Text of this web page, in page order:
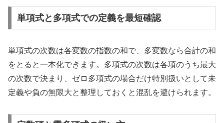
単項式と多項式での定義を最短確認
単項式の次数は各変数の指数の和で、多変数なら合計の和
をとると一本化できます。多項式の次数は各項のうち最大
の次数で決まり、ゼロ多項式の場合だけ特別扱いとして未
定義や負の無限大と整理しておくと混乱を避けられます。